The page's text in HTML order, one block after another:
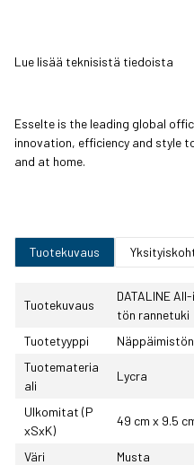
Lue lisää teknisistä tiedoista
Esselte is the leading global
innovation, efficiency and style
and at home.
Tuotekuvaus
Tuotekuvaus
DATALINE
tön rannetuki
Tuotetyyppi
Tuotemateria
ali
Lycra
Ulkomitat (P
xSxK)
49 cm x 9.5
Väri Musta